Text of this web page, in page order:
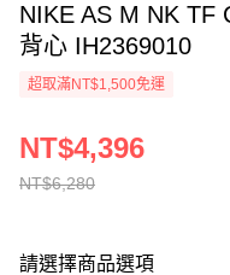
NIKE AS M NK TF
背心 IH2369010
超取滿NT$1,500免運
NT$6,280
NT$4,396
請選擇商品選項